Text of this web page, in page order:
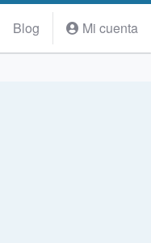
Blog Mi cuenta